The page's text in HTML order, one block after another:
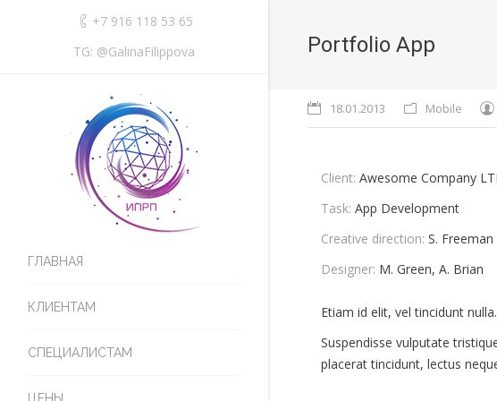
+7 916 118 53 65
TG: @GalinaFilippova
ГЛАВНАЯ
КЛИЕНТАМ
СПЕЦИАЛИСТАМ
Portfolio App
18.01.2013 Mobile
Client: Awesome Company
Task: App Development
Creative direction: S. Freeman
Designer: M. Green, A. Brian
Etiam id elit, vel tincidunt
Suspendisse vulputate
placerat tincidunt, lectus